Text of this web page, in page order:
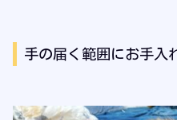
手の届く範囲にお手入